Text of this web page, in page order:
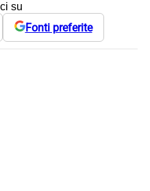
su
Fonti preferite